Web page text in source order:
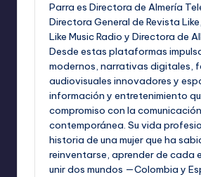
Parra es Directora de Almería
Directora General de Revista
Like Music Radio y Directora de
Desde estas plataformas
modernos, narrativas digitales,
audiovisuales innovadores y
información y entretenimiento
compromiso con la comunicación
contemporánea. Su vida
historia de una mujer que ha
reinventarse, aprender de cada
unir dos mundos —Colombia y